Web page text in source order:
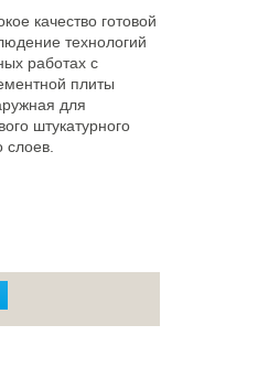
качество готовой
технологий
работах с
плиты
для
штукатурного
слоев.